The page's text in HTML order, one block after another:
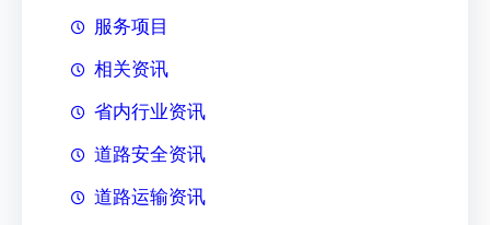
服务项目
相关资讯
省内行业资讯
道路安全资讯
道路运输资讯